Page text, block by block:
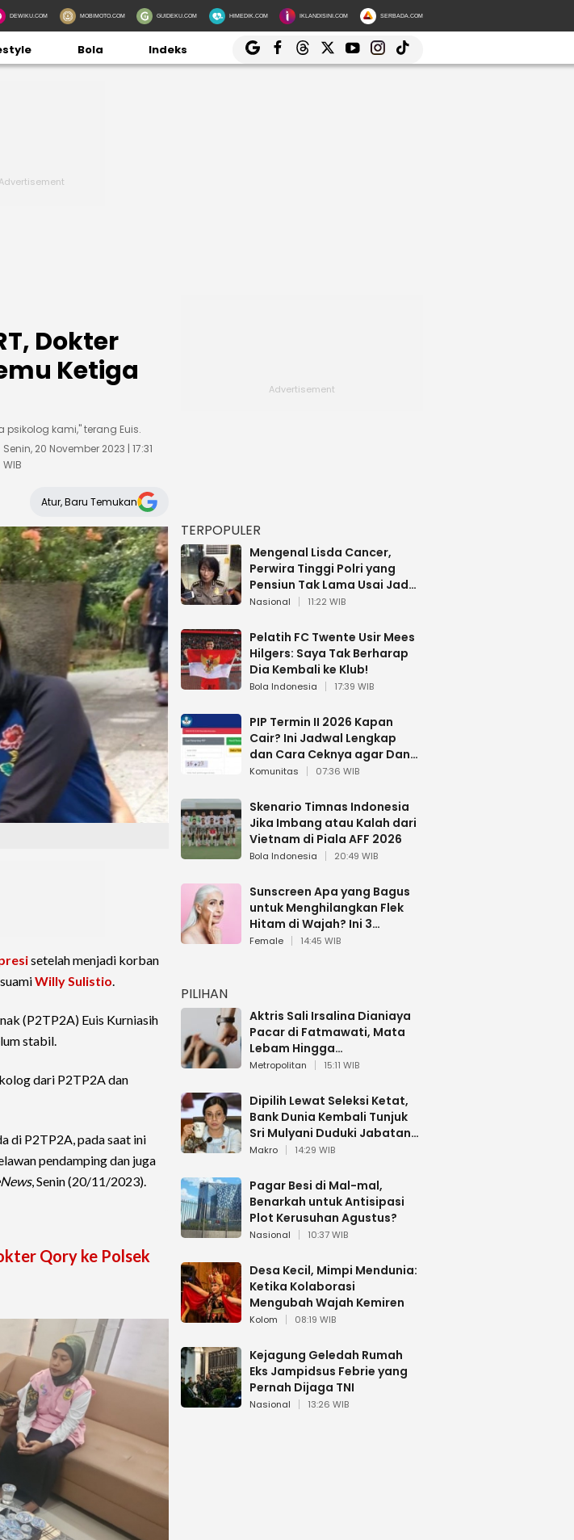
DEWIKU.COM MOBIMOTO.COM GUIDEKU.COM HIMEDIK.COM IKLANDISINI.COM SERBADA.COM
Bola Indeks
Dokter
Ketiga
kami," terang Euis.
Senin, 20 November 2023 | 17:31
WIB
Atur, Baru Temukan
setelah menjadi korban
Willy Sulistio.
(P2TP2A) Euis Kurniasih
stabil.
dari P2TP2A dan
di P2TP2A, pada saat ini
pendamping dan juga
, Senin (20/11/2023).
Qory ke Polsek
TERPOPULER
Mengenal Lisda Cancer,
Perwira Tinggi Polri yang
Pensiun Tak Lama Usai Jadi
Brigjen
Nasional 11:22 WIB
Pelatih FC Twente Usir Mees
Hilgers: Saya Tak Berharap
Dia Kembali ke Klub!
Bola Indonesia 17:39 WIB
PIP Termin II 2026 Kapan
Cair? Ini Jadwal Lengkap
dan Cara Ceknya agar Dana
Tidak Hangus!
Komunitas 07:36 WIB
Skenario Timnas Indonesia
Jika Imbang atau Kalah dari
Vietnam di Piala AFF 2026
Bola Indonesia 20:49 WIB
Sunscreen Apa yang Bagus
untuk Menghilangkan Flek
Hitam di Wajah? Ini 3
Rekomendasi sesuai Review
Female 14:45 WIB
PILIHAN
Aktris Sali Irsalina Dianiaya
Pacar di Fatmawati, Mata
Lebam Hingga
Diselamatkan Polantas
Metropolitan 15:11 WIB
Dipilih Lewat Seleksi Ketat,
Bank Dunia Kembali Tunjuk
Sri Mulyani Duduki Jabatan
Strategis
Makro 14:29 WIB
Pagar Besi di Mal-mal,
Benarkah untuk Antisipasi
Plot Kerusuhan Agustus?
Nasional 10:37 WIB
Desa Kecil, Mimpi Mendunia:
Ketika Kolaborasi
Mengubah Wajah Kemiren
Kolom 08:19 WIB
Kejagung Geledah Rumah
Eks Jampidsus Febrie yang
Pernah Dijaga TNI
Nasional 13:26 WIB